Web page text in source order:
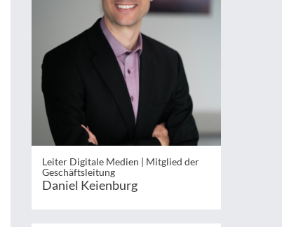
Leiter Digitale Medien | Mitglied der
Geschäftsleitung
Daniel Keienburg